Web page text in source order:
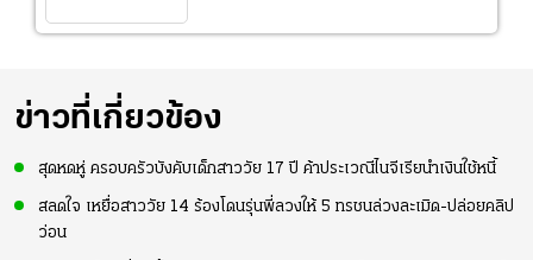
ข่าวที่เกี่ยวข้อง
สุดหดหู่ ครอบครัวบังคับเด็กสาววัย 17 ปี ค้าประเวณีไนจีเรียนำเงินใช้หนี้
สลดใจ เหยื่อสาววัย 14 ร้องโดนรุ่นพี่ลวงให้ 5 ทรชนล่วงละเมิด-ปล่อยคลิป
ว่อน